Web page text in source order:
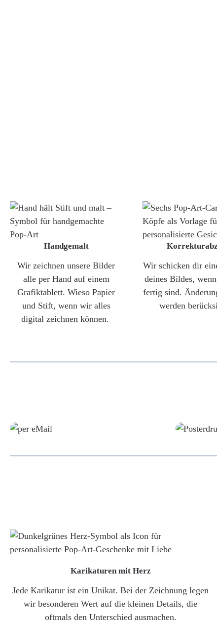
Handgemalt
Wir zeichnen unsere Bilder
alle per Hand auf einem
Grafiktablett. Wieso Papier
und Stift, wenn wir alles
digital zeichnen können.
Wir schicken dir
deines Bildes,
fertig sind.
werden
Karikaturen mit Herz
Jede Karikatur ist ein Unikat. Bei der Zeichnung legen
wir besonderen Wert auf die kleinen Details, die
oftmals den Unterschied ausmachen.